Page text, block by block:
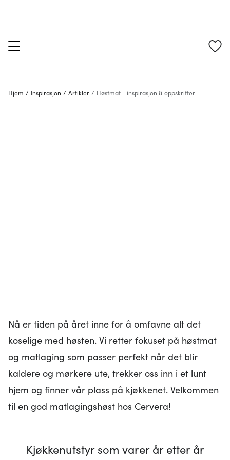
Hjem / Inspirasjon / Artikler / Høstmat - inspirasjon & oppskrifter
Nå er tiden på året inne for å omfavne alt det
koselige med høsten. Vi retter fokuset på høstmat
og matlaging som passer perfekt når det blir
kaldere og mørkere ute, trekker oss inn i et lunt
hjem og finner vår plass på kjøkkenet. Velkommen
til en god matlagingshøst hos Cervera!
Kjøkkenutstyr som varer år etter år